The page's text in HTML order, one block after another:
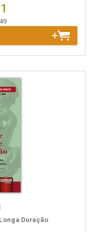
Duração